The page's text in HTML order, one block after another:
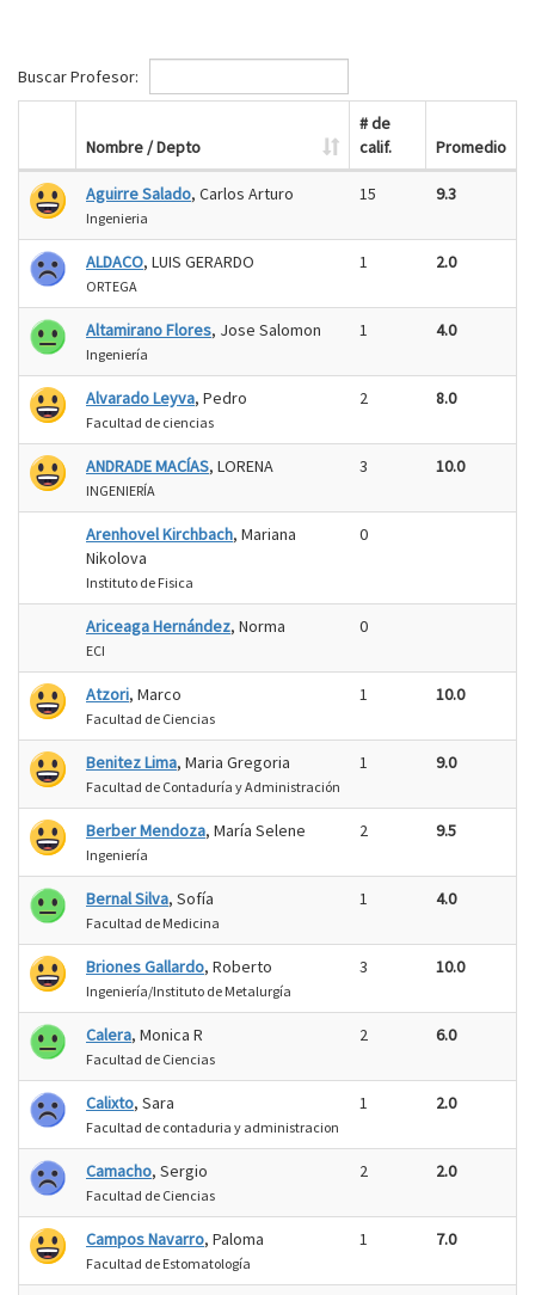
Buscar Profesor:
Nombre / Depto
# de
calif.
Promedio
Aguirre Salado, Carlos Arturo
Ingenieria
15 9.3
ALDACO, LUIS GERARDO
ORTEGA
1 2.0
Altamirano Flores, Jose Salomon
Ingeniería
1 4.0
Alvarado Leyva, Pedro
Facultad de ciencias
2 8.0
ANDRADE MACÍAS, LORENA
INGENIERÍA
3 10.0
Arenhovel Kirchbach, Mariana
Nikolova
Instituto de Fisica
0
Ariceaga Hernández, Norma
ECI
0
Atzori, Marco
Facultad de Ciencias
1 10.0
Benitez Lima, Maria Gregoria
Facultad de Contaduría y Administración
1 9.0
Berber Mendoza, María Selene
Ingeniería
2 9.5
Bernal Silva, Sofía
Facultad de Medicina
1 4.0
Briones Gallardo, Roberto
Ingeniería/Instituto de Metalurgía
3 10.0
Calera, Monica R
Facultad de Ciencias
2 6.0
Calixto, Sara
Facultad de contaduria y administracion
1 2.0
Camacho, Sergio
Facultad de Ciencias
2 2.0
Campos Navarro, Paloma
Facultad de Estomatología
1 7.0